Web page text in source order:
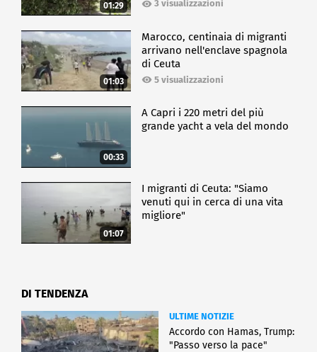
01:29 3 visualizzazioni
01:03
Marocco, centinaia di migranti
arrivano nell'enclave spagnola
di Ceuta
5 visualizzazioni
00:33
A Capri i 220 metri del più
grande yacht a vela del mondo
01:07
I migranti di Ceuta: "Siamo
venuti qui in cerca di una vita
migliore"
DI TENDENZA
ULTIME NOTIZIE
Accordo con Hamas, Trump:
"Passo verso la pace"